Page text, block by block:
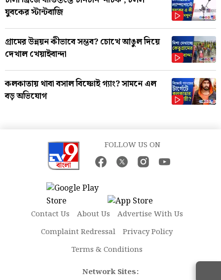
যুবকের স্টান্টবাজি
গ্রামের উন্নয়ন কীভাবে সম্ভব? চোখে আঙুল দিয়ে
দেখাল খেয়াইবান্দা
কলকাতায় থাবা বসাল বিষ্ণোই গ্যাং? সামনে এল
বড় অভিযোগ
FOLLOW US ON
Contact Us About Us
Advertise With Us
Complaint Redressal
Privacy Policy
Terms & Conditions
Network Sites: